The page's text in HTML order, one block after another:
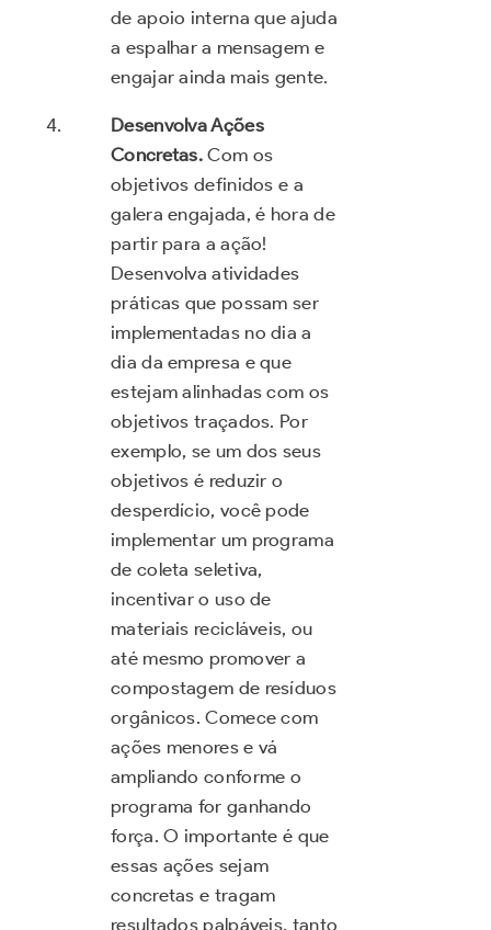
de apoio interna que ajuda
a espalhar a mensagem e
engajar ainda mais gente.
Desenvolva Ações
Concretas.Com os
objetivos definidos e a
galera engajada, é hora de
partir para a ação!
Desenvolva atividades
práticas que possam ser
implementadas no dia a
dia da empresa e que
estejam alinhadas com os
objetivos traçados. Por
exemplo, se um dos seus
objetivos é reduzir o
desperdício, você pode
implementar um programa
de coleta seletiva,
incentivar o uso de
materiais recicláveis, ou
até mesmo promover a
compostagem de resíduos
orgânicos. Comece com
ações menores e vá
ampliando conforme o
programa for ganhando
força. O importante é que
essas ações sejam
concretas e tragam
resultados palpáveis, tanto